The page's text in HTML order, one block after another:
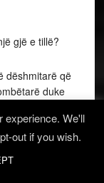
gjë e tillë?
dëshmitarë që
duke
përgjegjësi
e
marrëveshja
me njohjen
experience. We'll
out if you wish.